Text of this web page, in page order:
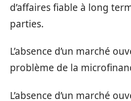
d’affaires fiable à long
parties.
L’absence d’un marché
problème de la
L’absence d’un marché